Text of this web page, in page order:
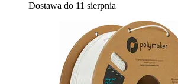
Dostawa do 11 sierpnia